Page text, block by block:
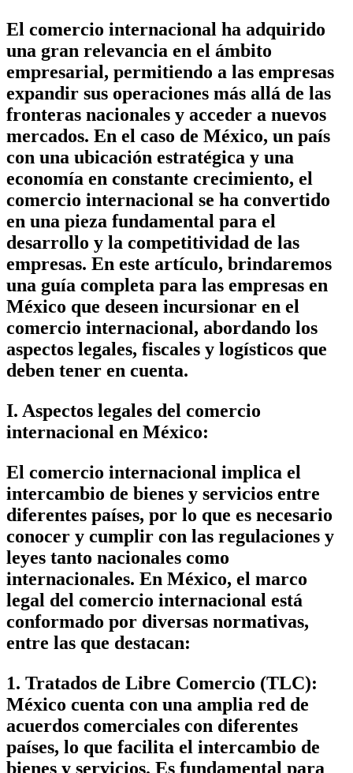
El comercio internacional ha adquirido
una gran relevancia en el ámbito
empresarial, permitiendo a las empresas
expandir sus operaciones más allá de las
fronteras nacionales y acceder a nuevos
mercados. En el caso de México, un país
con una ubicación estratégica y una
economía en constante crecimiento, el
comercio internacional se ha convertido
en una pieza fundamental para el
desarrollo y la competitividad de las
empresas. En este artículo, brindaremos
una guía completa para las empresas en
México que deseen incursionar en el
comercio internacional, abordando los
aspectos legales, fiscales y logísticos que
deben tener en cuenta.
I. Aspectos legales del comercio
internacional en México:
El comercio internacional implica el
intercambio de bienes y servicios entre
diferentes países, por lo que es necesario
conocer y cumplir con las regulaciones y
leyes tanto nacionales como
internacionales. En México, el marco
legal del comercio internacional está
conformado por diversas normativas,
entre las que destacan:
1. Tratados de Libre Comercio (TLC):
México cuenta con una amplia red de
acuerdos comerciales con diferentes
países, lo que facilita el intercambio de
bienes y servicios. Es fundamental para